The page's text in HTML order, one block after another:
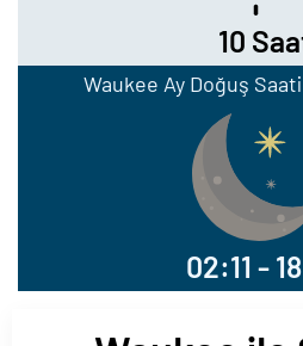
10
Waukee Ay Doğuş
02:11 -